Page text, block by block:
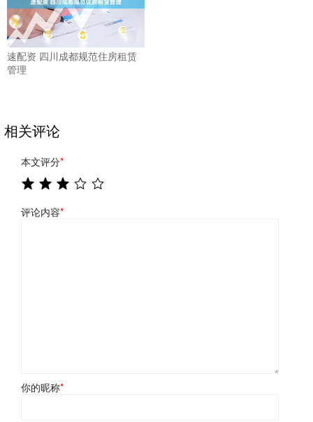
速配资 四川成都规范住房租赁
管理
相关评论
本文评分*
评论内容*
你的昵称*